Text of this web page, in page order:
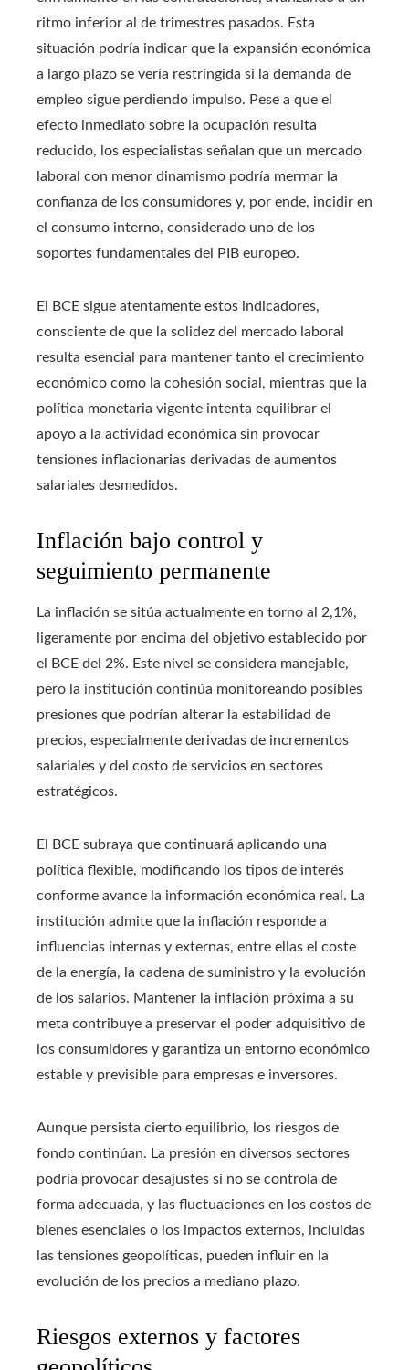
ritmo inferior al de trimestres pasados. Esta
situación podría indicar que la expansión económica
a largo plazo se vería restringida si la demanda de
empleo sigue perdiendo impulso. Pese a que el
efecto inmediato sobre la ocupación resulta
reducido, los especialistas señalan que un mercado
laboral con menor dinamismo podría mermar la
confianza de los consumidores y, por ende, incidir en
el consumo interno, considerado uno de los
soportes fundamentales del PIB europeo.
El BCE sigue atentamente estos indicadores,
consciente de que la solidez del mercado laboral
resulta esencial para mantener tanto el crecimiento
económico como la cohesión social, mientras que la
política monetaria vigente intenta equilibrar el
apoyo a la actividad económica sin provocar
tensiones inflacionarias derivadas de aumentos
salariales desmedidos.
Inflación bajo control y
seguimiento permanente
La inflación se sitúa actualmente en torno al 2,1%,
ligeramente por encima del objetivo establecido por
el BCE del 2%. Este nivel se considera manejable,
pero la institución continúa monitoreando posibles
presiones que podrían alterar la estabilidad de
precios, especialmente derivadas de incrementos
salariales y del costo de servicios en sectores
estratégicos.
El BCE subraya que continuará aplicando una
política flexible, modificando los tipos de interés
conforme avance la información económica real. La
institución admite que la inflación responde a
influencias internas y externas, entre ellas el coste
de la energía, la cadena de suministro y la evolución
de los salarios. Mantener la inflación próxima a su
meta contribuye a preservar el poder adquisitivo de
los consumidores y garantiza un entorno económico
estable y previsible para empresas e inversores.
Aunque persista cierto equilibrio, los riesgos de
fondo continúan. La presión en diversos sectores
podría provocar desajustes si no se controla de
forma adecuada, y las fluctuaciones en los costos de
bienes esenciales o los impactos externos, incluidas
las tensiones geopolíticas, pueden influir en la
evolución de los precios a mediano plazo.
Riesgos externos y factores